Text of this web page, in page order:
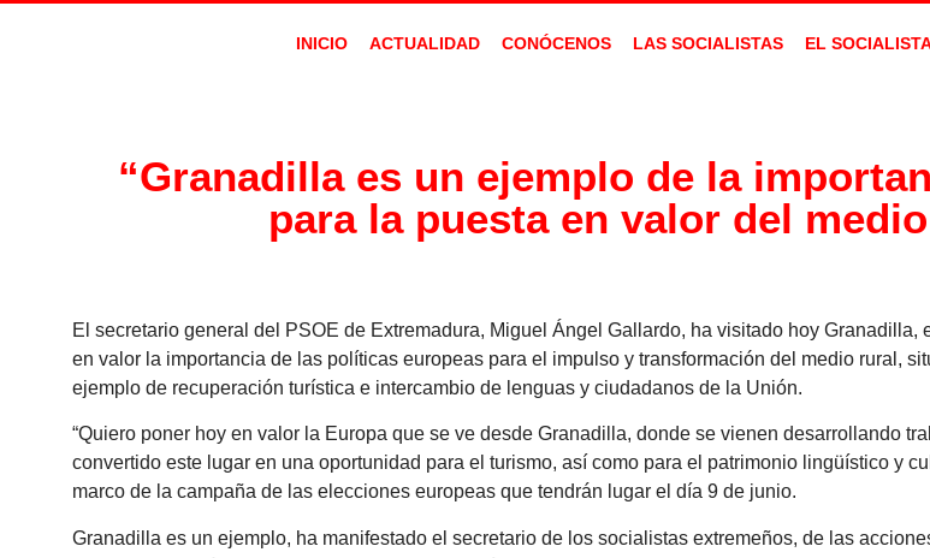
INICIO ACTUALIDAD CONÓCENOS LAS SOCIALISTAS EL
“Granadilla es un ejemplo de la
para la puesta en valor del
El secretario general del PSOE de Extremadura, Miguel Ángel Gallardo, ha visitado hoy Granadilla,
en valor la importancia de las políticas europeas para el impulso y transformación del medio rural,
ejemplo de recuperación turística e intercambio de lenguas y ciudadanos de la Unión.
“Quiero poner hoy en valor la Europa que se ve desde Granadilla, donde se vienen desarrollando
convertido este lugar en una oportunidad para el turismo, así como para el patrimonio lingüístico y
marco de la campaña de las elecciones europeas que tendrán lugar el día 9 de junio.
Granadilla es un ejemplo, ha manifestado el secretario de los socialistas extremeños, de las